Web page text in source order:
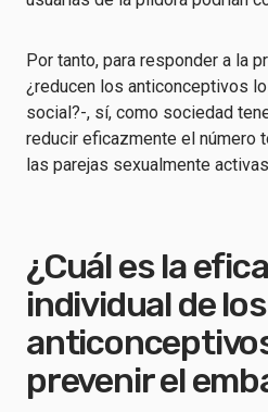
Por tanto, para responder a la
¿reducen los anticonceptivos
social?-, sí, como sociedad
reducir eficazmente el número
las parejas sexualmente
¿Cuál es la
individual de
prevenir el